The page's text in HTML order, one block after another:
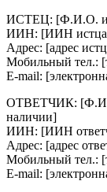
ИСТЕЦ: [Ф.И.О.
ИИН: [ИИН
Адрес: [адрес
Мобильный тел.:
E-mail:
ОТВЕТЧИК:
наличии]
ИИН: [ИИН
Адрес: [адрес
Мобильный тел.:
E-mail: